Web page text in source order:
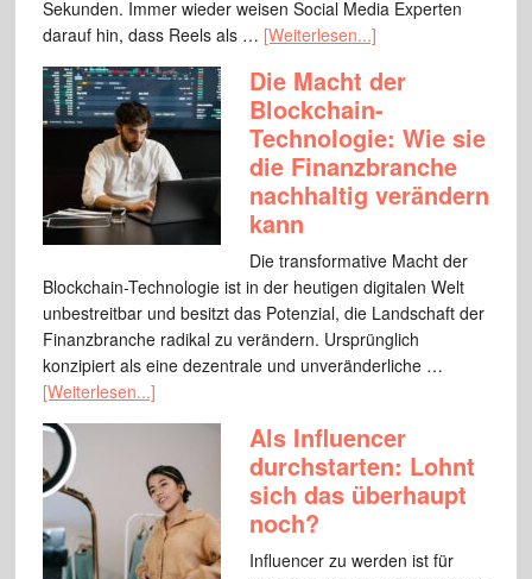
Sekunden. Immer wieder weisen Social Media Experten
darauf hin, dass Reels als … [Weiterlesen...]
Die Macht der
Blockchain-
Technologie: Wie sie
die Finanzbranche
nachhaltig verändern
kann
Die transformative Macht der
Blockchain-Technologie ist in der heutigen digitalen Welt
unbestreitbar und besitzt das Potenzial, die Landschaft der
Finanzbranche radikal zu verändern. Ursprünglich
konzipiert als eine dezentrale und unveränderliche …
[Weiterlesen...]
Als Influencer
durchstarten: Lohnt
sich das überhaupt
noch?
Influencer zu werden ist für